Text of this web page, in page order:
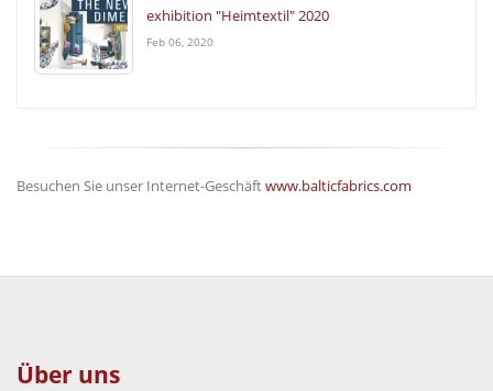
exhibition "Heimtextil" 2020
Feb 06, 2020
Besuchen Sie unser Internet-Geschäftwww.balticfabrics.com
Über uns